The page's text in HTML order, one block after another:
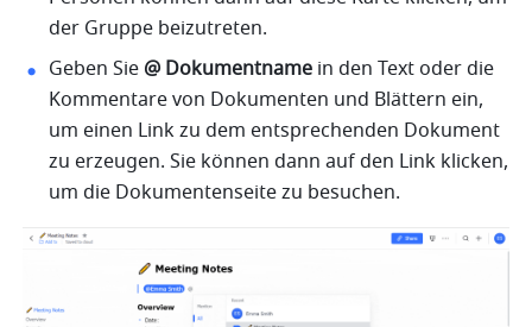
der Gruppe beizutreten.
Geben Sie @ Dokumentname in den Text oder die
Kommentare von Dokumenten und Blättern ein,
um einen Link zu dem entsprechenden Dokument
zu erzeugen. Sie können dann auf den Link klicken,
um die Dokumentenseite zu besuchen.